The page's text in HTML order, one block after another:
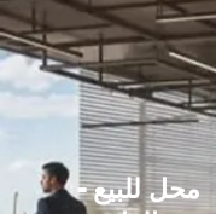
محل للبيع -